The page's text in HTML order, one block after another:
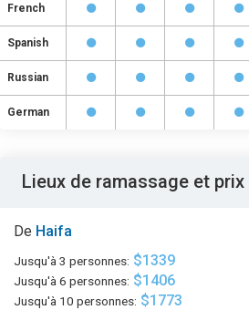
French
Spanish
Russian
German
Lieux de ramassage et prix
De Haifa
Jusqu'à 3 personnes: $1339
Jusqu'à 6 personnes: $1406
Jusqu'à 10 personnes: $1773